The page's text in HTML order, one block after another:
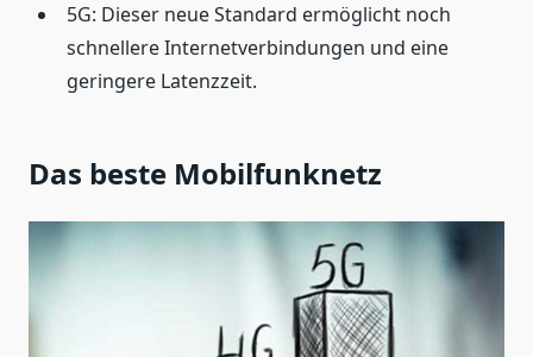
5G: Dieser neue Standard ermöglicht noch
schnellere Internetverbindungen und eine
geringere Latenzzeit.
Das beste Mobilfunknetz